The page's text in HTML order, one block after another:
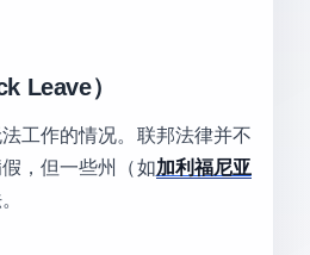
Leave）
工作的情况。联邦法律并不
，但一些州（如加利福尼亚